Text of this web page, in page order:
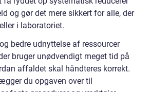
og gør det mere sikkert for alle, der
i laboratoriet.
bedre udnyttelse af ressourcer
bruger unødvendigt meget tid på
affaldet skal håndteres korrekt.
du opgaven over til